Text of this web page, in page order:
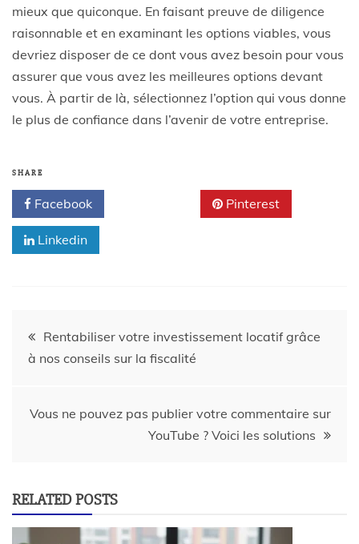
mieux que quiconque. En faisant preuve de diligence
raisonnable et en examinant les options viables, vous
devriez disposer de ce dont vous avez besoin pour vous
assurer que vous avez les meilleures options devant
vous. À partir de là, sélectionnez l’option qui vous donne
le plus de confiance dans l’avenir de votre entreprise.
SHARE
Facebook Pinterest
Linkedin
Rentabiliser votre investissement locatif grâce
à nos conseils sur la fiscalité
Vous ne pouvez pas publier votre commentaire sur
YouTube ? Voici les solutions
RELATED POSTS